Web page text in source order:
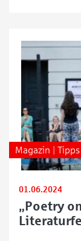
Magazin | Tipps
01.06.2024
„Poetry